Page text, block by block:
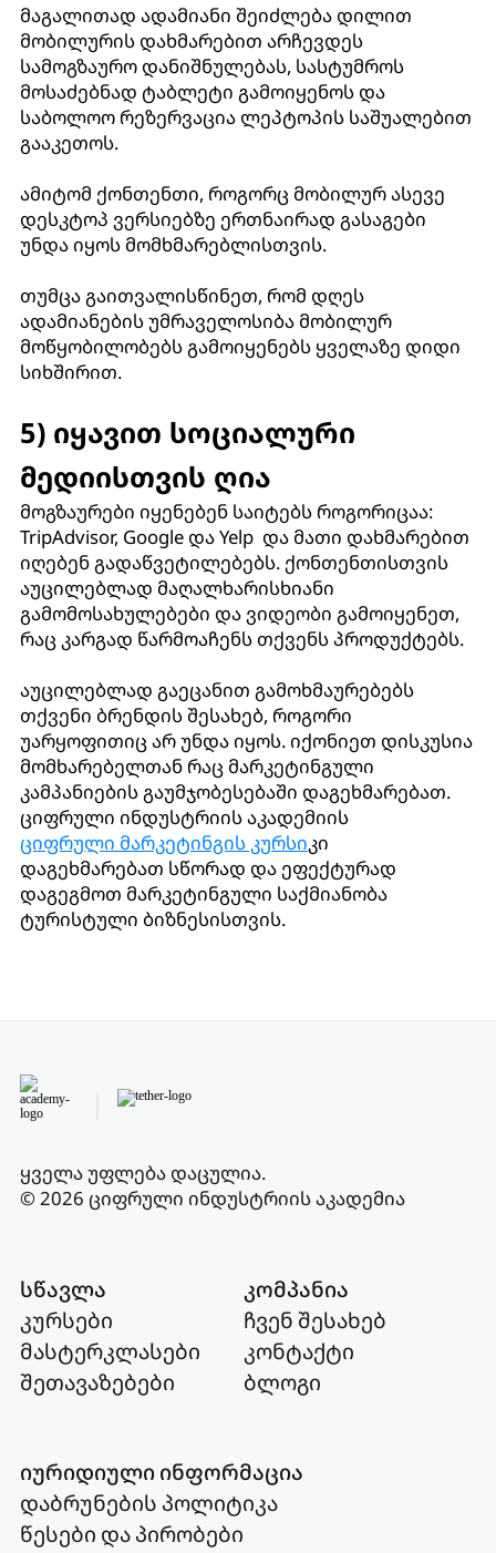
მაგალითად ადამიანი შეიძლება დილით
მობილურის დახმარებით არჩევდეს
სამოგზაურო დანიშნულებას, სასტუმროს
მოსაძებნად ტაბლეტი გამოიყენოს და
საბოლოო რეზერვაცია ლეპტოპის საშუალებით
გააკეთოს.
ამიტომ ქონთენთი, როგორც მობილურ ასევე
დესკტოპ ვერსიებზე ერთნაირად გასაგები
უნდა იყოს მომხმარებლისთვის.
თუმცა გაითვალისწინეთ, რომ დღეს
ადამიანების უმრაველოსიბა მობილურ
მოწყობილობებს გამოიყენებს ყველაზე დიდი
სიხშირით.
5) იყავით სოციალური
მედიისთვის ღია
მოგზაურები იყენებენ საიტებს როგორიცაა:
TripAdvisor, Google და Yelp და მათი დახმარებით
იღებენ გადაწვეტილებებს. ქონთენთისთვის
აუცილებლად მაღალხარისხიანი
გამომოსახულებები და ვიდეობი გამოიყენეთ,
რაც კარგად წარმოაჩენს თქვენს პროდუქტებს.
აუცილებლად გაეცანით გამოხმაურებებს
თქვენი ბრენდის შესახებ, როგორი
უარყოფითიც არ უნდა იყოს. იქონიეთ დისკუსია
მომხარებელთან რაც მარკეტინგული
კამპანიების გაუმჯობესებაში დაგეხმარებათ.
ციფრული ინდუსტრიის აკადემიის
ციფრული მარკეტინგის კურსიკი
დაგეხმარებათ სწორად და ეფექტურად
დაგეგმოთ მარკეტინგული საქმიანობა
ტურისტული ბიზნესისთვის.
ყველა უფლება დაცულია.
© 2026 ციფრული ინდუსტრიის აკადემია
სწავლა
კურსები
მასტერკლასები
შეთავაზებები
კომპანია
ჩვენ შესახებ
კონტაქტი
ბლოგი
იურიდიული ინფორმაცია
დაბრუნების პოლიტიკა
წესები და პირობები